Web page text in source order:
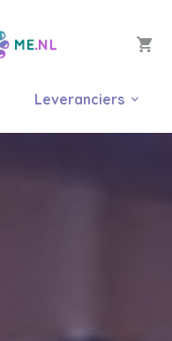
Leveranciers